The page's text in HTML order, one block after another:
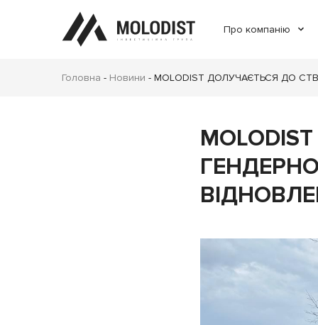
Про компанію
Головна - Новини - MOLODIST ДОЛУЧАЄТЬСЯ ДО